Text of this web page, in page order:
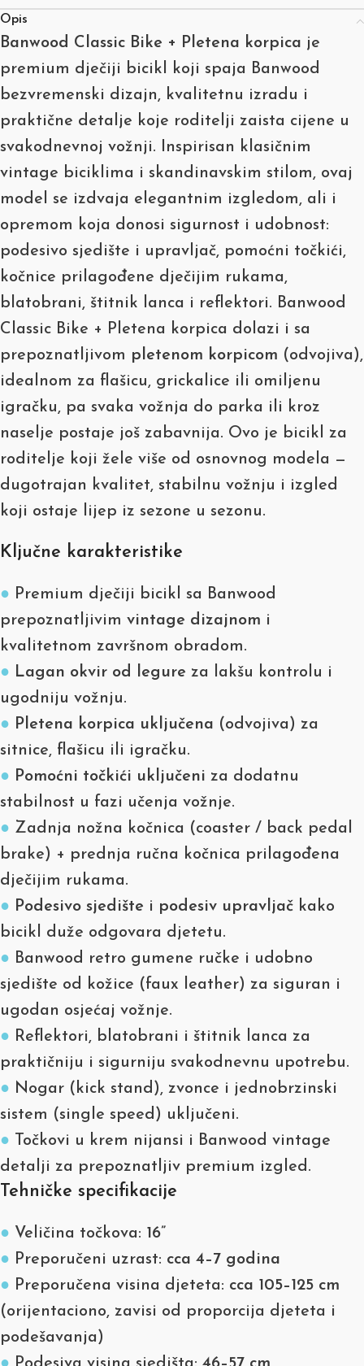
Opis
Banwood Classic Bike + Pletena korpica je
premium dječiji bicikl koji spaja Banwood
bezvremenski dizajn, kvalitetnu izradu i
praktične detalje koje roditelji zaista cijene u
svakodnevnoj vožnji. Inspirisan klasičnim
vintage biciklima i skandinavskim stilom, ovaj
model se izdvaja elegantnim izgledom, ali i
opremom koja donosi sigurnost i udobnost:
podesivo sjedište i upravljač, pomoćni točkići,
kočnice prilagođene dječijim rukama,
blatobrani, štitnik lanca i reflektori. Banwood
Classic Bike + Pletena korpica dolazi i sa
prepoznatljivom pletenom korpicom (odvojiva),
idealnom za flašicu, grickalice ili omiljenu
igračku, pa svaka vožnja do parka ili kroz
naselje postaje još zabavnija. Ovo je bicikl za
roditelje koji žele više od osnovnog modela —
dugotrajan kvalitet, stabilnu vožnju i izgled
koji ostaje lijep iz sezone u sezonu.
Ključne karakteristike
● Premium dječiji bicikl sa Banwood
prepoznatljivim vintage dizajnom i
kvalitetnom završnom obradom.
● Lagan okvir od legure za lakšu kontrolu i
ugodniju vožnju.
● Pletena korpica uključena (odvojiva) za
sitnice, flašicu ili igračku.
● Pomoćni točkići uključeni za dodatnu
stabilnost u fazi učenja vožnje.
● Zadnja nožna kočnica (coaster / back pedal
brake) + prednja ručna kočnica prilagođena
dječijim rukama.
● Podesivo sjedište i podesiv upravljač kako
bicikl duže odgovara djetetu.
● Banwood retro gumene ručke i udobno
sjedište od kožice (faux leather) za siguran i
ugodan osjećaj vožnje.
● Reflektori, blatobrani i štitnik lanca za
praktičniju i sigurniju svakodnevnu upotrebu.
● Nogar (kick stand), zvonce i jednobrzinski
sistem (single speed) uključeni.
● Točkovi u krem nijansi i Banwood vintage
detalji za prepoznatljiv premium izgled.
Tehničke specifikacije
● Veličina točkova: 16”
● Preporučeni uzrast: cca 4–7 godina
● Preporučena visina djeteta: cca 105–125 cm
(orijentaciono, zavisi od proporcija djeteta i
podešavanja)